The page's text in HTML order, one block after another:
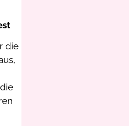
die